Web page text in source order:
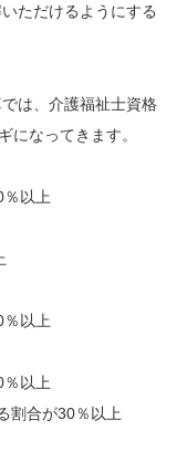
ただけるようにする
は、介護福祉士資格
になってきます。
以上
以上
以上
合が30％以上